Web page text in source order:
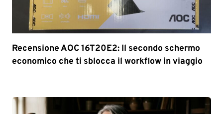
Recensione AOC 16T20E2: Il secondo schermo
economico che ti sblocca il workflow in viaggio